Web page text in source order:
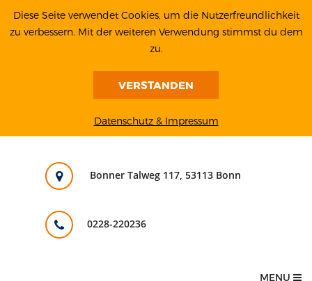
Bonner Talweg 117, 53113 Bonn
0228-220236
MENU
Diese Seite verwendet Cookies, um die Nutzerfreundlichkeit
zu verbessern. Mit der weiteren Verwendung stimmst du dem
zu.
VERSTANDEN
Datenschutz & Impressum